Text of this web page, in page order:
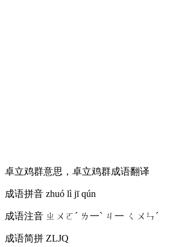
卓立鸡群意思，卓立鸡群成语翻译
成语拼音 zhuó lì jī qún
成语注音 ㄓㄨㄛˊ ㄌ一ˋ ㄐ一 ㄑㄨㄣˊ
成语简拼 ZLJQ